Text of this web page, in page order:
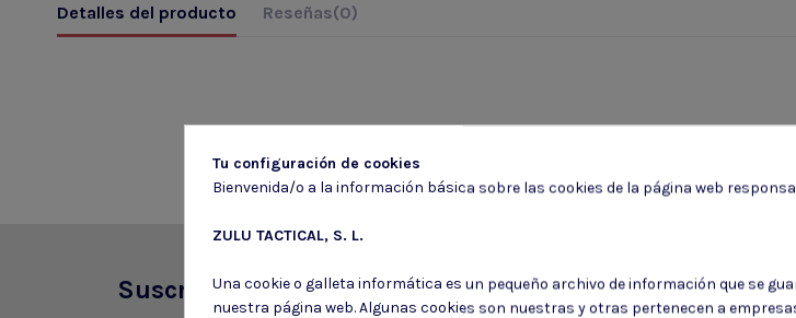
Detalles del producto Reseñas(0)
Suscríbete a nuestro boletín
Tu configuración de cookies
Bienvenida/o a la información básica sobre las cookies de la página web
ZULU TACTICAL, S. L.
Una cookie o galleta informática es un pequeño archivo de información que se
nuestra página web. Algunas cookies son nuestras y otras pertenecen a